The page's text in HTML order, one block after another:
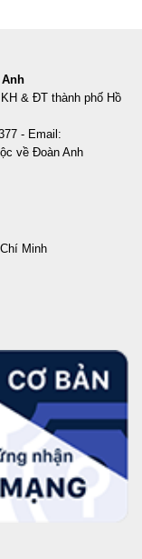
& ĐT thành phố Hồ
- Email:
về Đoàn Anh
Minh